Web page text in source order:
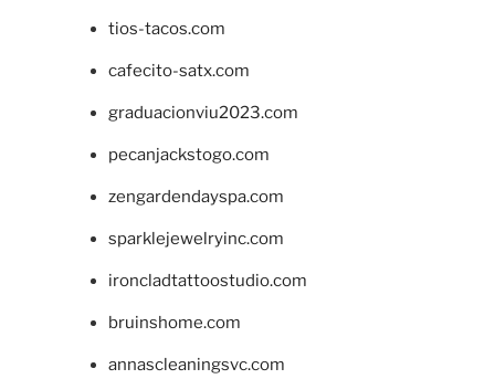
tios-tacos.com
cafecito-satx.com
graduacionviu2023.com
pecanjackstogo.com
zengardendayspa.com
sparklejewelryinc.com
ironcladtattoostudio.com
bruinshome.com
annascleaningsvc.com